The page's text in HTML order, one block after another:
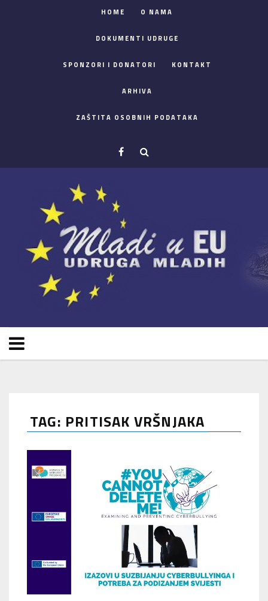
HOME O NAMA
DOKUMENTI UDRUGE
SPONZORI I DONATORI KONTAKT
ARHIVA
ZAŠTITA OSOBNIH PODATAKA
TAG: PRITISAK VRŠNJAKA